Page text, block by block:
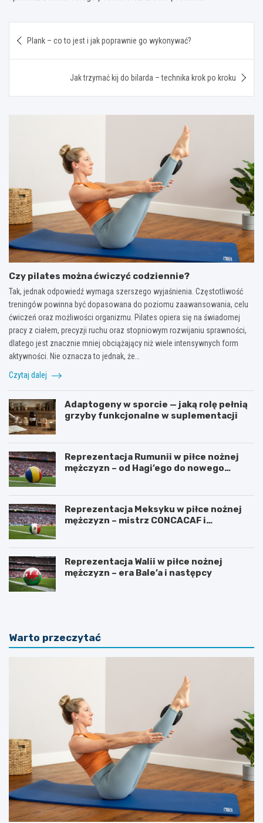
wpisu
Plank – co to jest i jak poprawnie go wykonywać?
Jak trzymać kij do bilarda – technika krok po kroku
Czy pilates można ćwiczyć codziennie?
Tak, jednak odpowiedź wymaga szerszego wyjaśnienia. Częstotliwość
treningów powinna być dopasowana do poziomu zaawansowania, celu
ćwiczeń oraz możliwości organizmu. Pilates opiera się na świadomej
pracy z ciałem, precyzji ruchu oraz stopniowym rozwijaniu sprawności,
dlatego jest znacznie mniej obciążający niż wiele intensywnych form
aktywności. Nie oznacza to jednak, że…
Czytaj dalej
Adaptogeny w sporcie — jaką rolę pełnią
grzyby funkcjonalne w suplementacji
Reprezentacja Rumunii w piłce nożnej
mężczyzn – od Hagi’ego do nowego
Reprezentacja Meksyku w piłce nożnej
mężczyzn – mistrz CONCACAF i
Reprezentacja Walii w piłce nożnej
mężczyzn – era Bale’a i następcy
Warto przeczytać